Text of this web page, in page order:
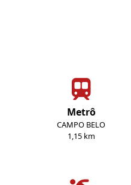
Metrô
CAMPO BELO
1,15 km